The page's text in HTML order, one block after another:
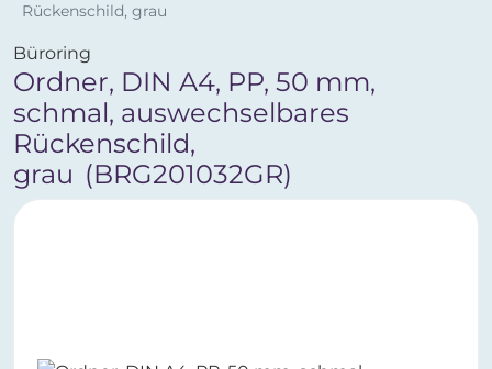
Rückenschild, grau
Büroring
Ordner, DIN A4, PP, 50 mm,
schmal, auswechselbares
Rückenschild,
grau (BRG201032GR)